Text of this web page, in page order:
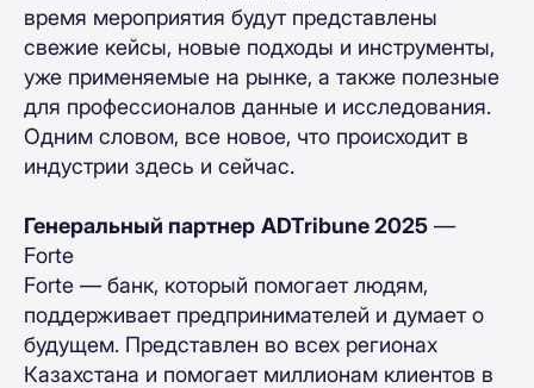
время мероприятия будут представлены
свежие кейсы, новые подходы и инструменты,
уже применяемые на рынке, а также полезные
для профессионалов данные и исследования.
Одним словом, все новое, что происходит в
индустрии здесь и сейчас.
Генеральный партнер ADTribune 2025 —
Forte
Forte — банк, который помогает людям,
поддерживает предпринимателей и думает о
будущем. Представлен во всех регионах
Казахстана и помогает миллионам клиентов в